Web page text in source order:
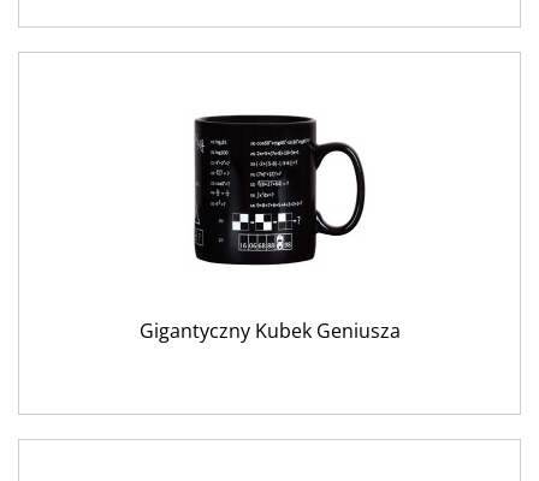
Gigantyczny Kubek Geniusza